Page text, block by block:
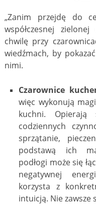
„Zanim przejdę do
współczesnej
chwilę przy
wiedźmach, by
nimi.
Czarownice
więc wykonują
kuchni. Opierają
codziennych
sprzątanie,
podstawą ich
podłogi może się
negatywnej
korzysta z
intuicją. Nie zawsze